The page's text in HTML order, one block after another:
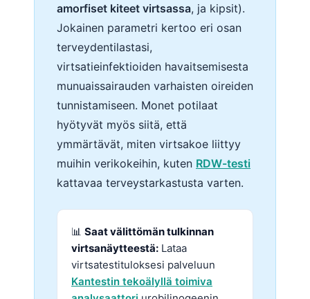
amorfiset kiteet virtsassa, ja kipsit).
Jokainen parametri kertoo eri osan
terveydentilastasi,
virtsatieinfektioiden havaitsemisesta
munuaissairauden varhaisten oireiden
tunnistamiseen. Monet potilaat
hyötyvät myös siitä, että
ymmärtävät, miten virtsakoe liittyy
muihin verikokeihin, kuten RDW-testi
kattavaa terveystarkastusta varten.
📊 Saat välittömän tulkinnan
virtsanäytteestä: Lataa
virtsatestituloksesi palveluun
Kantestin tekoälyllä toimiva